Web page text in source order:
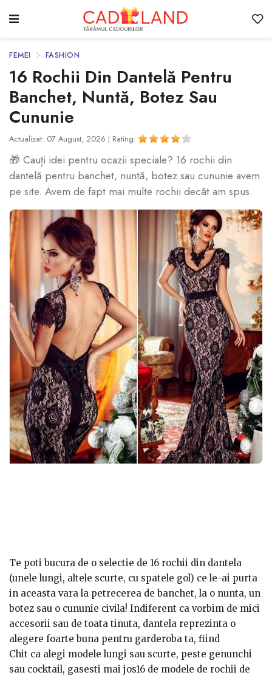
FEMEI FASHION
16 Rochii Din Dantelă Pentru
Banchet, Nuntă, Botez Sau
Cununie
Actualizat: 07 August, 2026 | Rating:
🎁 Cauți idei pentru ocazii speciale? 16 rochii din
dantelă pentru banchet, nuntă, botez sau cununie avem
pe site. Avem de fapt mai multe rochii decât am spus.
Te poti bucura de o selectie de 16 rochii din dantela
(unele lungi, altele scurte, cu spatele gol) ce le-ai purta
in aceasta vara la petrecerea de banchet, la o nunta, un
botez sau o cununie civila! Indiferent ca vorbim de mici
accesorii sau de toata tinuta, dantela reprezinta o
alegere foarte buna pentru garderoba ta, fiind
permanent prezenta pe podiumurile de moda si pe
covorul rosu. Chiar si marile case de moda o folosesc in
Chit ca alegi modele lungi sau scurte, peste genunchi
sau cocktail, gasesti mai jos16 de modele de rochii de